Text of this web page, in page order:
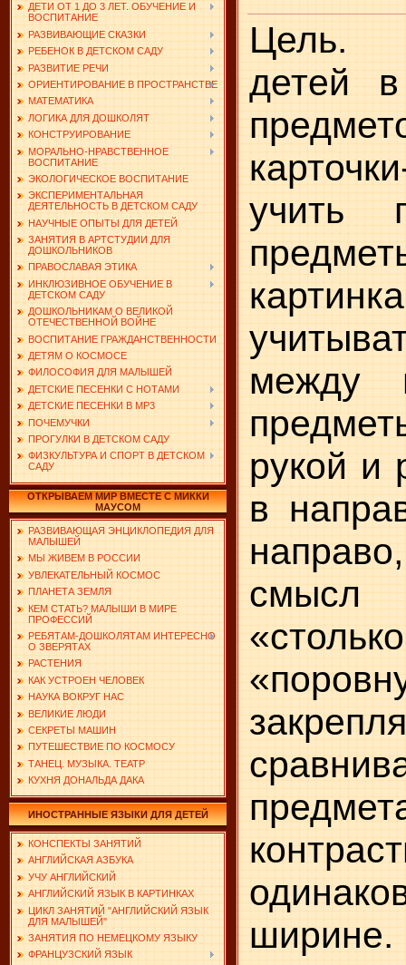
ДЕТИ ОТ 1 ДО 3 ЛЕТ. ОБУЧЕНИЕ И
ВОСПИТАНИЕ
РАЗВИВАЮЩИЕ СКАЗКИ
РЕБЕНОК В ДЕТСКОМ САДУ
РАЗВИТИЕ РЕЧИ
ОРИЕНТИРОВАНИЕ В ПРОСТРАНСТВЕ
МАТЕМАТИКА
ЛОГИКА ДЛЯ ДОШКОЛЯТ
КОНСТРУИРОВАНИЕ
МОРАЛЬНО-НРАВСТВЕННОЕ
ВОСПИТАНИЕ
ЭКОЛОГИЧЕСКОЕ ВОСПИТАНИЕ
ЭКСПЕРИМЕНТАЛЬНАЯ
ДЕЯТЕЛЬНОСТЬ В ДЕТСКОМ САДУ
НАУЧНЫЕ ОПЫТЫ ДЛЯ ДЕТЕЙ
ЗАНЯТИЯ В АРТСТУДИИ ДЛЯ
ДОШКОЛЬНИКОВ
ПРАВОСЛАВАЯ ЭТИКА
ИНКЛЮЗИВНОЕ ОБУЧЕНИЕ В
ДЕТСКОМ САДУ
ДОШКОЛЬНИКАМ О ВЕЛИКОЙ
ОТЕЧЕСТВЕННОЙ ВОЙНЕ
ВОСПИТАНИЕ ГРАЖДАНСТВЕННОСТИ
ДЕТЯМ О КОСМОСЕ
ФИЛОСОФИЯ ДЛЯ МАЛЫШЕЙ
ДЕТСКИЕ ПЕСЕНКИ С НОТАМИ
ДЕТСКИЕ ПЕСЕНКИ В MP3
ПОЧЕМУЧКИ
ПРОГУЛКИ В ДЕТСКОМ САДУ
ФИЗКУЛЬТУРА И СПОРТ В ДЕТСКОМ
САДУ
ОТКРЫВАЕМ МИР ВМЕСТЕ С МИККИ
МАУСОМ
РАЗВИВАЮЩАЯ ЭНЦИКЛОПЕДИЯ ДЛЯ
МАЛЫШЕЙ
МЫ ЖИВЕМ В РОССИИ
УВЛЕКАТЕЛЬНЫЙ КОСМОС
ПЛАНЕТА ЗЕМЛЯ
КЕМ СТАТЬ? МАЛЫШИ В МИРЕ
ПРОФЕССИЙ
РЕБЯТАМ-ДОШКОЛЯТАМ ИНТЕРЕСНО
О ЗВЕРЯТАХ
РАСТЕНИЯ
КАК УСТРОЕН ЧЕЛОВЕК
НАУКА ВОКРУГ НАС
ВЕЛИКИЕ ЛЮДИ
СЕКРЕТЫ МАШИН
ПУТЕШЕСТВИЕ ПО КОСМОСУ
ТАНЕЦ. МУЗЫКА. ТЕАТР
КУХНЯ ДОНАЛЬДА ДАКА
ИНОСТРАННЫЕ ЯЗЫКИ ДЛЯ ДЕТЕЙ
КОНСПЕКТЫ ЗАНЯТИЙ
АНГЛИЙСКАЯ АЗБУКА
УЧУ АНГЛИЙСКИЙ
АНГЛИЙСКИЙ ЯЗЫК В КАРТИНКАХ
ЦИКЛ ЗАНЯТИЙ "АНГЛИЙСКИЙ ЯЗЫК
ДЛЯ МАЛЫШЕЙ"
ЗАНЯТИЯ ПО НЕМЕЦКОМУ ЯЗЫКУ
ФРАНЦУЗСКИЙ ЯЗЫК
Цель.
детей
учить
между
рукой и
в
смысл
ширине.